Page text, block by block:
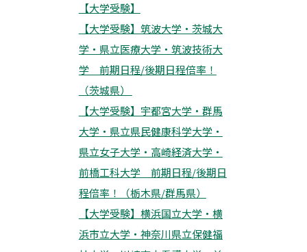
【大学受験】
【大学受験】筑波大学・茨城大
学・県立医療大学・筑波技術大
学 前期日程/後期日程倍率！
（茨城県）
【大学受験】宇都宮大学・群馬
大学・県立県民健康科学大学・
県立女子大学・高崎経済大学・
前橋工科大学 前期日程/後期日
程倍率！（栃木県/群馬県）
【大学受験】横浜国立大学・横
浜市立大学・神奈川県立保健福